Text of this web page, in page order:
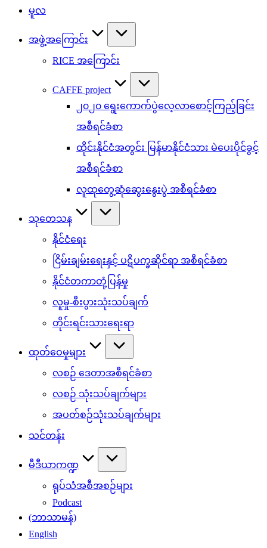
မူလ
အဖွဲ့အကြောင်း
RICE အကြောင်း
CAFFE project
၂၀၂၀ ရွေးကောက်ပွဲလေ့လာစောင့်ကြည့်ခြင်း
အစီရင်ခံစာ
ထိုင်းနိုင်ငံအတွင်း မြန်မာနိုင်ငံသား မဲပေးပိုင်ခွင့်
အစီရင်ခံစာ
လူထုတွေ့ဆုံဆွေးနွေးပွဲ အစီရင်ခံစာ
သုတေသန
နိုင်ငံရေး
ငြိမ်းချမ်းရေးနှင့် ပဋိပက္ခဆိုင်ရာ အစီရင်ခံစာ
နိုင်ငံတကာတုံ့ပြန်မှု
လူမှု-စီးပွားသုံးသပ်ချက်
တိုင်းရင်းသားရေးရာ
ထုတ်ဝေမှုများ
လစဉ် ဒေတာအစီရင်ခံစာ
လစဉ် သုံးသပ်ချက်များ
အပတ်စဉ်သုံးသပ်ချက်များ
သင်တန်း
မီဒီယာကဏ္ဍ
ရုပ်သံအစီအစဉ်များ
Podcast
(ဘာသာမန်)
English